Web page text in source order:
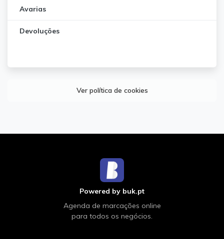
Avarias
Devoluções
Ver política de cookies
Powered by buk.pt
Agenda de marcações online
para todos os negócios.